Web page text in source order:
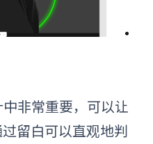
中非常重要，可以让
留白可以直观地判